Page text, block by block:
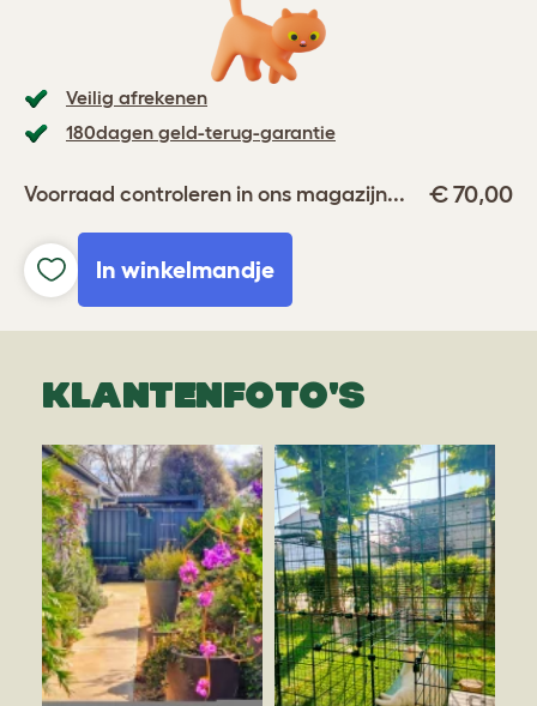
Veilig afrekenen
180dagen geld-terug-garantie
Voorraad controleren in ons magazijn... € 70,00
In winkelmandje
KLANTENFOTO'S